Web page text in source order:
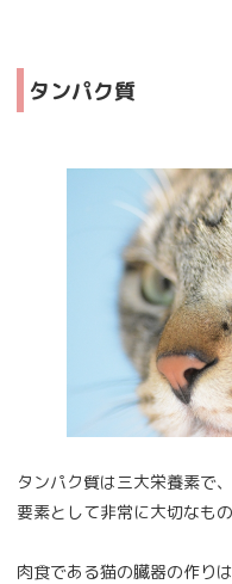
タンパク質
タンパク質は三大栄養素で
要素として非常に大切なもの
肉食である猫の臓器の作り